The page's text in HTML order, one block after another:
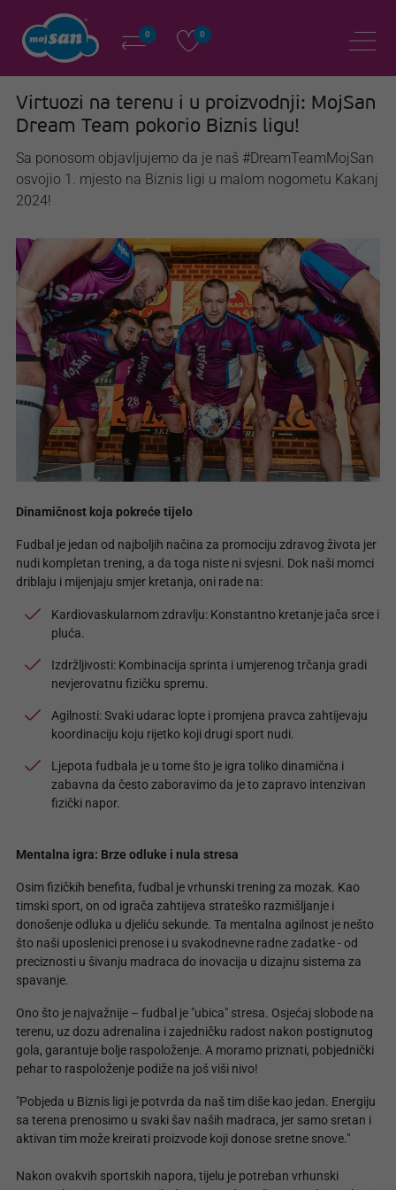
0 0
Virtuozi na terenu i u proizvodnji: MojSan
Dream Team pokorio Biznis ligu!
Sa ponosom objavljujemo da je naš #DreamTeamMojSan
osvojio 1. mjesto na Biznis ligi u malom nogometu Kakanj
2024!
Dinamičnost koja pokreće tijelo
Fudbal je jedan od najboljih načina za promociju zdravog života jer
nudi kompletan trening, a da toga niste ni svjesni. Dok naši momci
driblaju i mijenjaju smjer kretanja, oni rade na:
Kardiovaskularnom zdravlju: Konstantno kretanje jača srce i
pluća.
Izdržljivosti: Kombinacija sprinta i umjerenog trčanja gradi
nevjerovatnu fizičku spremu.
Agilnosti: Svaki udarac lopte i promjena pravca zahtijevaju
koordinaciju koju rijetko koji drugi sport nudi.
Ljepota fudbala je u tome što je igra toliko dinamična i
zabavna da često zaboravimo da je to zapravo intenzivan
fizički napor.
Mentalna igra: Brze odluke i nula stresa
Osim fizičkih benefita, fudbal je vrhunski trening za mozak. Kao
timski sport, on od igrača zahtijeva strateško razmišljanje i
donošenje odluka u djeliću sekunde. Ta mentalna agilnost je nešto
što naši uposlenici prenose i u svakodnevne radne zadatke - od
preciznosti u šivanju madraca do inovacija u dizajnu sistema za
spavanje.
Ono što je najvažnije – fudbal je "ubica" stresa. Osjećaj slobode na
terenu, uz dozu adrenalina i zajedničku radost nakon postignutog
gola, garantuje bolje raspoloženje. A moramo priznati, pobjednički
pehar to raspoloženje podiže na još viši nivo!
"Pobjeda u Biznis ligi je potvrda da naš tim diše kao jedan. Energiju
sa terena prenosimo u svaki šav naših madraca, jer samo sretan i
aktivan tim može kreirati proizvode koji donose sretne snove."
Nakon ovakvih sportskih napora, tijelu je potreban vrhunski